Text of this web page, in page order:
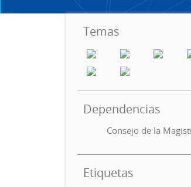
Temas
Dependencias
Consejo de la
Etiquetas